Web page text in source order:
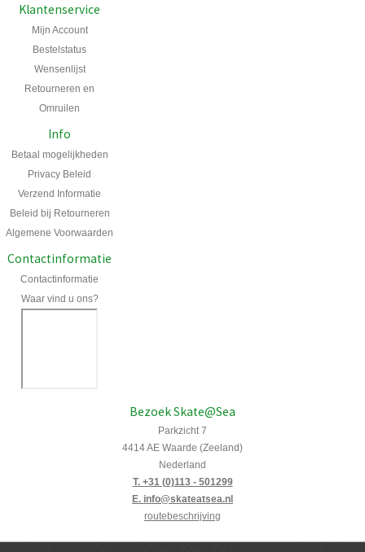
Klantenservice
Mijn Account
Bestelstatus
Wensenlijst
Retourneren en
Omruilen
Info
Betaal mogelijkheden
Privacy Beleid
Verzend Informatie
Beleid bij Retourneren
Algemene Voorwaarden
Contactinformatie
Contactinformatie
Waar vind u ons?
Bezoek Skate@Sea
Parkzicht 7
4414 AE Waarde (Zeeland)
Nederland
T. +31 (0)113 - 501299
E. info@skateatsea.nl
routebeschrijving